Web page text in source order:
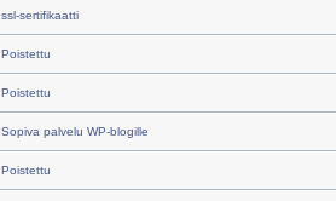
ssl-sertifikaatti
Poistettu
Poistettu
Sopiva palvelu WP-blogille
Poistettu